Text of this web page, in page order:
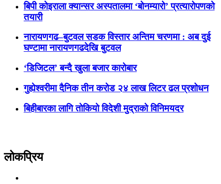
बिपी कोइराला क्यान्सर अस्पतालमा ‘बोनम्यारो’ प्रत्यारोपणको
तयारी
नारायणगढ–बुटवल सडक विस्तार अन्तिम चरणमा : अब दुई
घण्टामा नारायणगढदेखि बुटवल
‘डिजिटल’ बन्दै खुला बजार कारोबार
गुह्येश्वरीमा दैनिक तीन करोड २४ लाख लिटर ढल प्रशोधन
बिहीबारका लागि तोकियो विदेशी मुद्राको विनिमयदर
लोकप्रिय